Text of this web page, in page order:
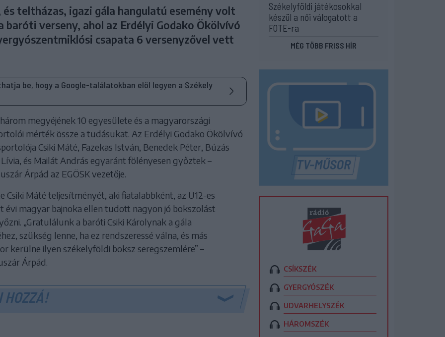
és teltházas, igazi gála hangulatú esemény volt
baróti verseny, ahol az Erdélyi Godako Ökölvívó
csapata 6 versenyzővel vett
be, hogy a Google-találatokban elöl legyen a Székely
megyéjének 10 egyesülete és a magyarországi
mérték össze a tudásukat. Az Erdélyi Godako Ökölvívó
Csiki Máté, Fazekas István, Benedek Péter, Búzás
és Mailát András egyaránt fölényesen győztek –
Árpád az EGÖSK vezetője.
Csiki Máté teljesítményét, aki fiatalabbként, az U12-es
évi magyar bajnoka ellen tudott nagyon jó bokszolást
„Gratulálunk a baróti Csiki Károlynak a gála
szükség lenne, ha ez rendszeressé válna, és más
kerülne ilyen székelyföldi boksz seregszemlére” –
Árpád.
HOZZÁ!
Székelyföldi játékosokkal
készül a női válogatott a
FOTE-ra
MÉG TÖBB FRISS HÍR
CSÍKSZÉK
GYERGYÓSZÉK
UDVARHELYSZÉK
HÁROMSZÉK